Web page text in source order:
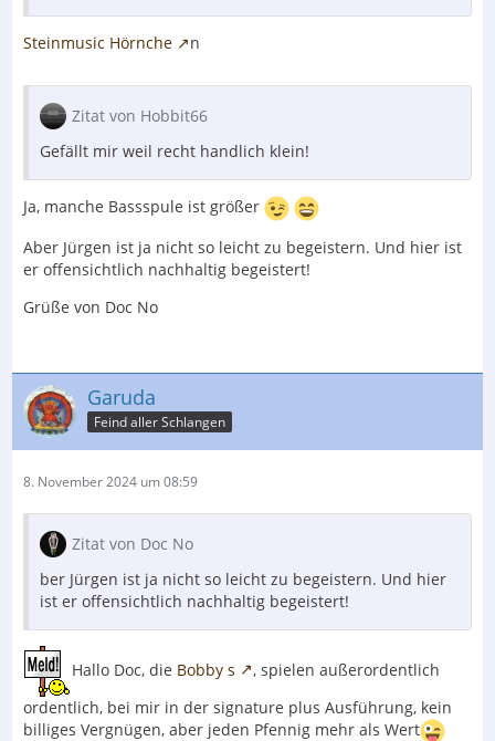
Steinmusic Hörnche n
Zitat von Hobbit66
Gefällt mir weil recht handlich klein!
Ja, manche Bassspule ist größer
Aber Jürgen ist ja nicht so leicht zu begeistern. Und hier ist
er offensichtlich nachhaltig begeistert!
Grüße von Doc No
Garuda
Feind aller Schlangen
8. November 2024 um 08:59
Zitat von Doc No
ber Jürgen ist ja nicht so leicht zu begeistern. Und hier
ist er offensichtlich nachhaltig begeistert!
Hallo Doc, die Bobby s
, spielen außerordentlich
ordentlich, bei mir in der signature plus Ausführung, kein
billiges Vergnügen, aber jeden Pfennig mehr als Wert